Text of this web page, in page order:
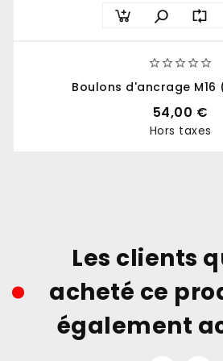

Boulons d'ancrage M16
54,00 €
Hors taxes
Les clients
acheté ce
également